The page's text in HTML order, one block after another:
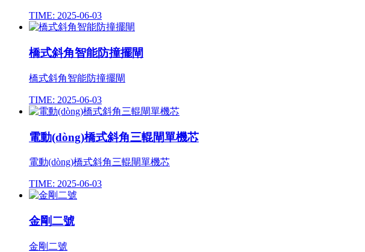
TIME: 2025-06-03
橋式斜角智能防撞擺閘
橋式斜角智能防撞擺閘
TIME: 2025-06-03
電動(dòng)橋式斜角三輥閘單機芯
電動(dòng)橋式斜角三輥閘單機芯
TIME: 2025-06-03
金剛二號
金剛二號